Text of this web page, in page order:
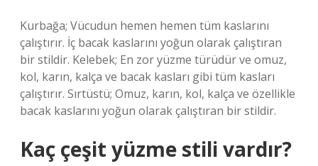
Kurbağa; Vücudun hemen hemen tüm kaslarını
çalıştırır. İç bacak kaslarını yoğun olarak çalıştıran
bir stildir. Kelebek; En zor yüzme türüdür ve omuz,
kol, karın, kalça ve bacak kasları gibi tüm kasları
çalıştırır. Sırtüstü; Omuz, karın, kol, kalça ve özellikle
bacak kaslarını yoğun olarak çalıştıran bir stildir.
Kaç çeşit yüzme stili vardır?